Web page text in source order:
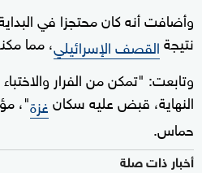
وأضافت أنه كان محتجزا في
نتيجةالقصف الإسرائيلي، مما
وتابعت: "تمكن من الفرار
النهاية، قبض عليه سكانغزة"،
حماس.
أخبار ذات صلة